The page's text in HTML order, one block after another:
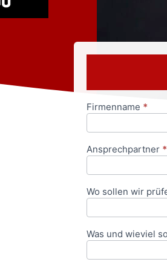
Anfrageformular
Firmenname *
Ansprechpartner *
Wo sollen wir
Was und wieviel